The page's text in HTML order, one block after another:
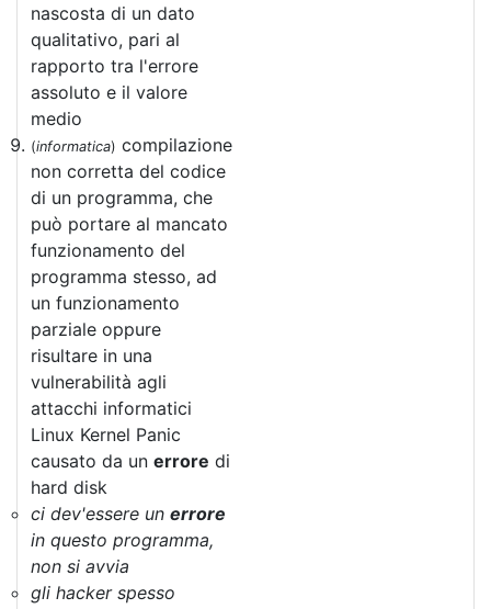
nascosta di un dato
qualitativo, pari al
rapporto tra l'errore
assoluto e il valore
medio
(informatica) compilazione
non corretta del codice
di un programma, che
può portare al mancato
funzionamento del
programma stesso, ad
un funzionamento
parziale oppure
risultare in una
vulnerabilità agli
attacchi informatici
Linux Kernel Panic
causato da un errore di
hard disk
ci dev'essere un errore
in questo programma,
non si avvia
gli hacker spesso